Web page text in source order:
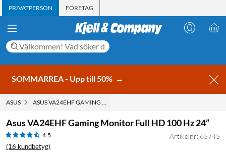
PRIVATPERSON FÖRETAG
SOMMARREA - Upp till 50% →
ASUS ASUS VA24EHF GAMING MONITOR FULL HD 100 HZ 24”
Asus VA24EHF Gaming Monitor Full HD 100 Hz 24”
4.5
(16 kundbetyg)
Artikelnr: 65745